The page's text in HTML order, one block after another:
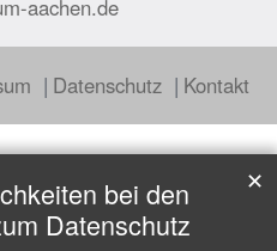
aachen.de
Datenschutz Kontakt
bei den
Datenschutz
✕